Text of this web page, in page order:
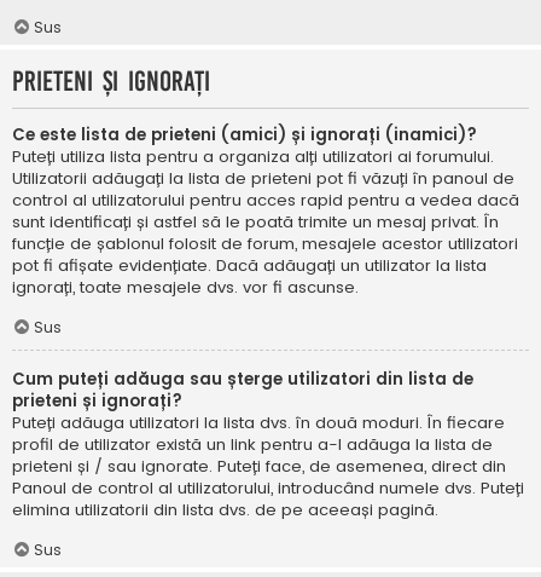
Sus
Prieteni și ignorați
Ce este lista de prieteni (amici) și ignorați (inamici)?
Puteți utiliza lista pentru a organiza alți utilizatori ai forumului.
Utilizatorii adăugați la lista de prieteni pot fi văzuți în panoul de
control al utilizatorului pentru acces rapid pentru a vedea dacă
sunt identificați și astfel să le poată trimite un mesaj privat. În
funcție de șablonul folosit de forum, mesajele acestor utilizatori
pot fi afișate evidențiate. Dacă adăugați un utilizator la lista
ignorați, toate mesajele dvs. vor fi ascunse.
Sus
Cum puteți adăuga sau șterge utilizatori din lista de
prieteni și ignorați?
Puteți adăuga utilizatori la lista dvs. în două moduri. În fiecare
profil de utilizator există un link pentru a-l adăuga la lista de
prieteni și / sau ignorate. Puteți face, de asemenea, direct din
Panoul de control al utilizatorului, introducând numele dvs. Puteți
elimina utilizatorii din lista dvs. de pe aceeași pagină.
Sus